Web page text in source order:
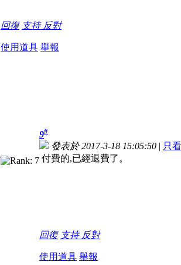
回復 支持 反對
使用道具 舉報
9#
發表於 2017-3-18 15:05:50 | 只
付費的,已經退費了。
回復 支持 反對
使用道具 舉報